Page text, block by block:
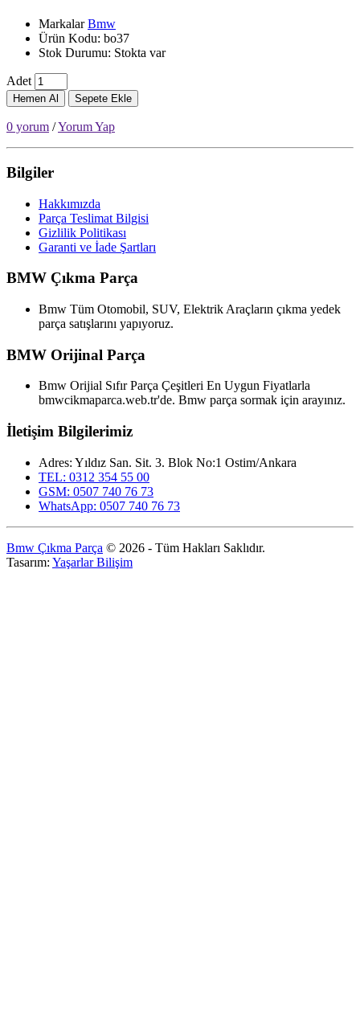
MarkalarBmw
Ürün Kodu: bo37
Stok Durumu: Stokta var
Adet
Hemen Al Sepete Ekle
0 yorum /Yorum Yap
Bilgiler
Hakkımızda
Parça Teslimat Bilgisi
Gizlilik Politikası
Garanti ve İade Şartları
BMW Çıkma Parça
Bmw Tüm Otomobil, SUV, Elektrik Araçların çıkma yedek
parça satışlarını yapıyoruz.
BMW Orijinal Parça
Bmw Orijial Sıfır Parça Çeşitleri En Uygun Fiyatlarla
bmwcikmaparca.web.tr'de. Bmw parça sormak için arayınız.
İletişim Bilgilerimiz
Adres: Yıldız San. Sit. 3. Blok No:1 Ostim/Ankara
TEL: 0312 354 55 00
GSM: 0507 740 76 73
WhatsApp: 0507 740 76 73
Bmw Çıkma Parça © 2026 - Tüm Hakları Saklıdır.
Tasarım: Yaşarlar Bilişim